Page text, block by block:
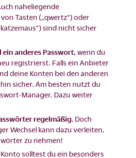
naheliegende
Tasten („qwertz“) oder
sind nicht sicher
ein anderes Passwort, wenn du
registrierst. Falls ein Anbieter
deine Konten bei den anderen
sicher. Am besten nutzt du
Manager. Dazu weiter
regelmäßig. Doch
Wechsel kann dazu verleiten,
zu nehmen!
solltest du ein besonders